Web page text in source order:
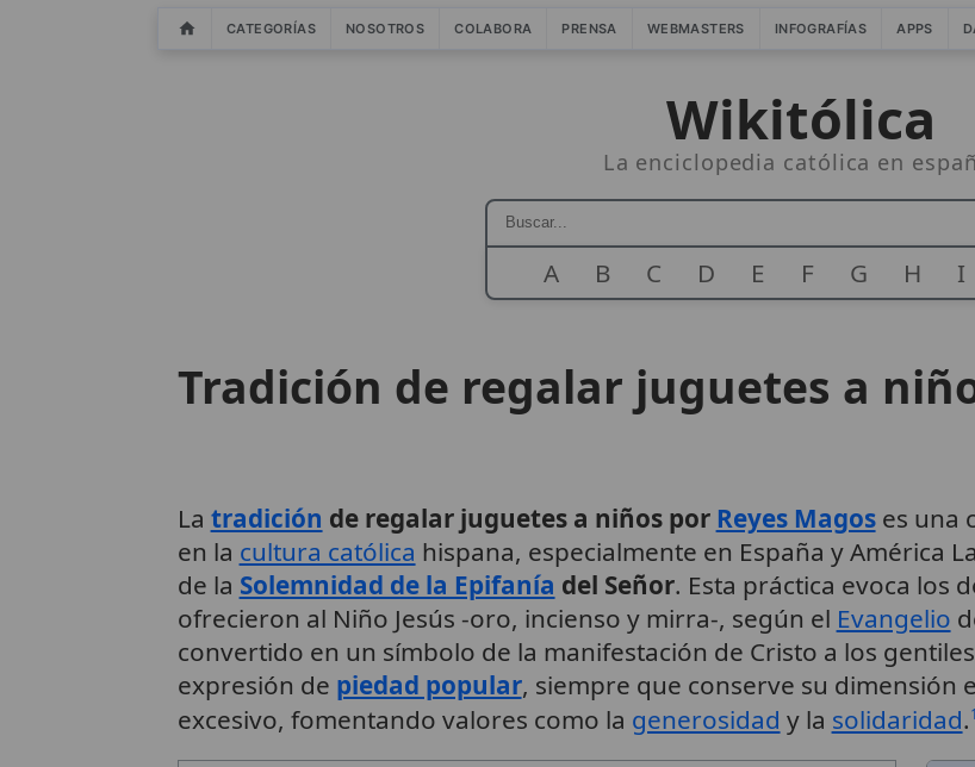
CATEGORÍAS NOSOTROS COLABORA PRENSA WEBMASTERS INFOGRAFÍAS APPS
Wikitólica
La enciclopedia católica en
A B C D E F G H I
Tradición de regalar juguetes a
La tradición de regalar juguetes a niños por Reyes Magoses una
en la cultura católica hispana, especialmente en España y América
de la Solemnidad de la Epifanía del Señor. Esta práctica evoca los
ofrecieron al Niño Jesús -oro, incienso y mirra-, según el Evangelio
convertido en un símbolo de la manifestación de Cristo a los
expresión de piedad popular, siempre que conserve su dimensión
excesivo, fomentando valores como la generosidad y la solidaridad.1